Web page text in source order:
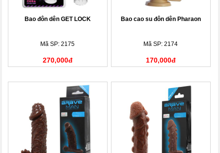
Bao đôn dên GET LOCK
Mã SP: 2175
270,000đ
Bao cao su đôn dên Pharaon
Mã SP: 2174
170,000đ